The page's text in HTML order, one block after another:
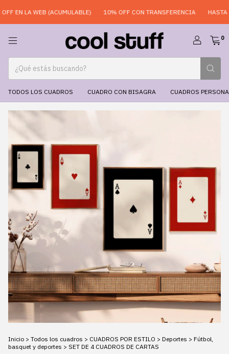
EN LA WEB (ACUMULABLE) 10% OFF CON TRANSFERENCIA HASTA 6
0
TODOS LOS CUADROS CUADRO CON BISAGRA CUADROS
Inicio > Todos los cuadros > CUADROS POR ESTILO > Deportes > Fútbol,
basquet y deportes > SET DE 4 CUADROS DE CARTAS